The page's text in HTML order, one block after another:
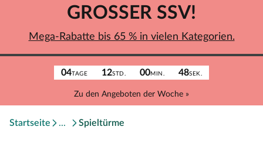
04TAGE 12STD. 00MIN. 48SEK.
Zu den Angeboten der Woche »
GROSSER SSV!
Mega-Rabatte bis 65 % in vielen Kategorien.
Startseite Spieltürme